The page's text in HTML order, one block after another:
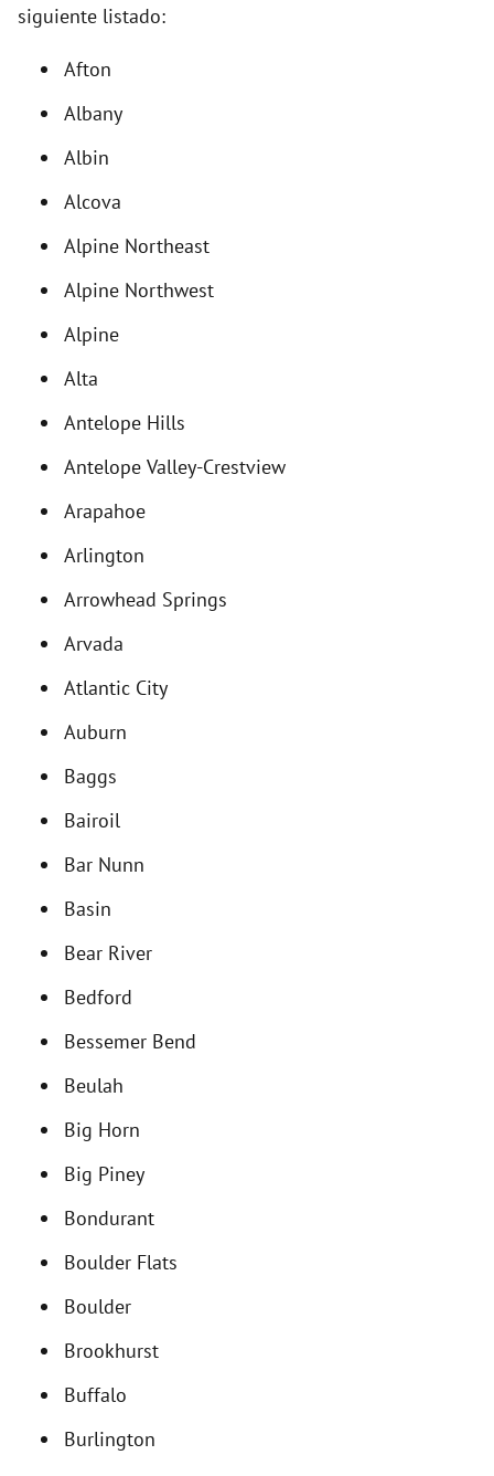
siguiente listado:
Afton
Albany
Albin
Alcova
Alpine Northeast
Alpine Northwest
Alpine
Alta
Antelope Hills
Antelope Valley-Crestview
Arapahoe
Arlington
Arrowhead Springs
Arvada
Atlantic City
Auburn
Baggs
Bairoil
Bar Nunn
Basin
Bear River
Bedford
Bessemer Bend
Beulah
Big Horn
Big Piney
Bondurant
Boulder Flats
Boulder
Brookhurst
Buffalo
Burlington